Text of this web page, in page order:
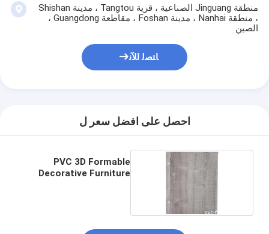
منطقة Jinguang الصناعية ، قرية Tangtou ، مدينة Shishan
، منطقة Nanhai ، مدينة Foshan ، مقاطعة Guangdong ،
الصين
ﺎﺘﺼﻟ ﺍﻶﻧ
احصل على افضل سعر ل
PVC 3D Formable
Decorative Furniture